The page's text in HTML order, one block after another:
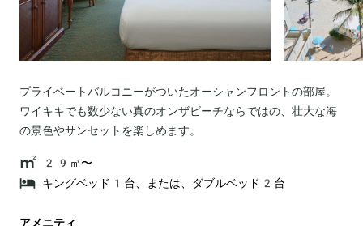
プライベートバルコニーがついたオーシャンフロントの部屋。
ワイキキでも数少ない真のオンザビーチならではの、壮大な海
の景色やサンセットを楽しめます。
29㎡〜
キングベッド1台、または、ダブルベッド2台
アメニティ